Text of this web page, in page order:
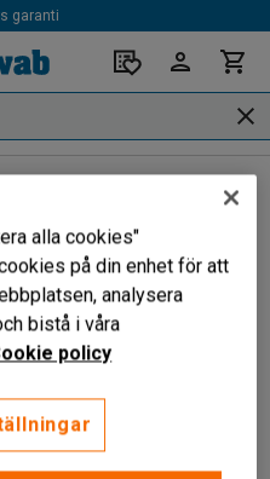
garanti
du effektivt oönskat ljud.
maskiner till exempel.
alla cookies"
på din enhet för att
analysera
bistå i våra
policy